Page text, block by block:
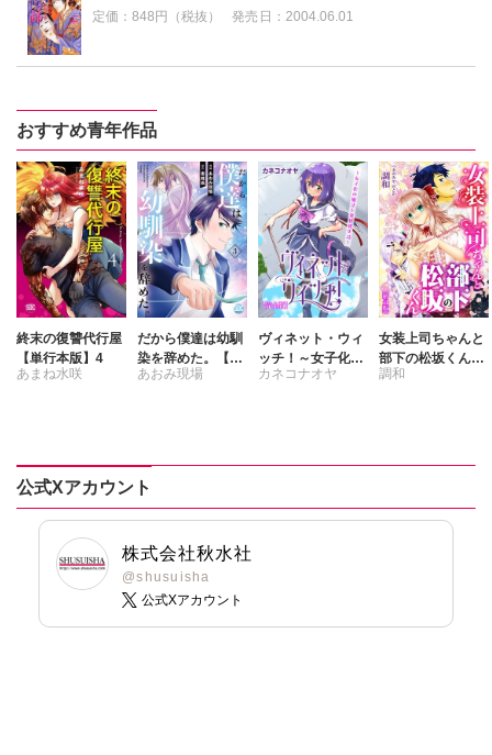
定価：848円（税抜） 発売日： 2004.06.01
おすすめ青年作品
終末の復讐代行屋
【単行本版】4
あまね水咲
だから僕達は幼馴
染を辞めた。【単
行本版】3
あおみ現場
ヴィネット・ウィ
ッチ！～女子化の
魔法と異世界生活
カネコナオヤ
女装上司ちゃんと
部下の松坂くん
【増量版】
調和
公式Xアカウント
株式会社秋水社
@shusuisha
公式Xアカウント